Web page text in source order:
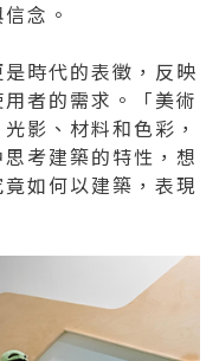
念。
時代的表徵，反映
者的需求。「美術
影、材料和色彩，
考建築的特性，想
如何以建築，表現